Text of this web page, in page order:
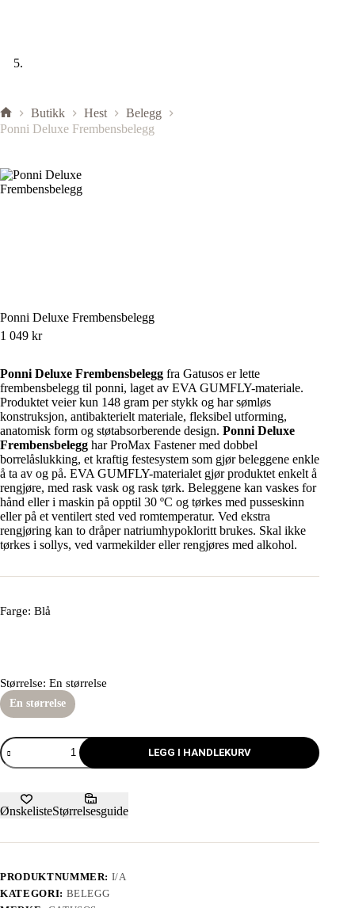
Butikk Hest
Belegg
Ponni Deluxe Frembensbelegg
Ponni Deluxe Frembensbelegg
1 049 kr
Ponni Deluxe Frembensbelegg fra Gatusos er lette
frembensbelegg til ponni, laget av EVA GUMFLY-materiale.
Produktet veier kun 148 gram per stykk og har sømløs
konstruksjon, antibakterielt materiale, fleksibel utforming,
anatomisk form og støtabsorberende design. Ponni Deluxe
Frembensbelegg har ProMax Fastener med dobbel
borrelåslukking, et kraftig festesystem som gjør beleggene enkle
å ta av og på. EVA GUMFLY-materialet gjør produktet enkelt å
rengjøre, med rask vask og rask tørk. Beleggene kan vaskes for
hånd eller i maskin på opptil 30 ºC og tørkes med pusseskinn
eller på et ventilert sted ved romtemperatur. Ved ekstra
rengjøring kan to dråper natriumhypokloritt brukes. Skal ikke
tørkes i sollys, ved varmekilder eller rengjøres med alkohol.
Farge: Blå
Størrelse: En størrelse
En størrelse
LEGG I HANDLEKURV
ØnskelisteStørrelsesguide
PRODUKTNUMMER: I/A
KATEGORI: BELEGG